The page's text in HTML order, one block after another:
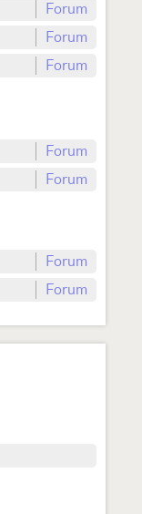
Forum
Forum
Forum
Forum
Forum
Forum
Forum